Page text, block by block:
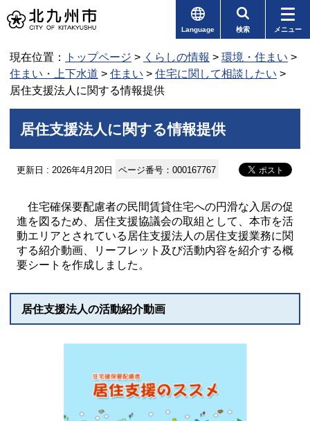
Language 検索 メニュー
現在位置： トップページ > くらしの情報 > 環境・住まい >
住まい・上下水道 > 住まい > 住宅に関して相談したい >
居住支援法人に関する情報提供
居住支援法人に関する情報提供
更新日 : 2026年4月20日 ページ番号：000167767
住宅確保要配慮者の民間賃貸住宅への円滑な入居の促
進を図るため、居住支援協議会の取組として、本市を活
動エリアとされている居住支援法人の居住支援業務に関
する紹介動画、リーフレット及び活動内容を紹介する概
要シートを作成しました。
居住支援法人の活動紹介動画